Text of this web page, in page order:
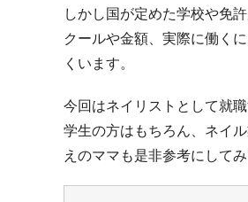
しかし国が定めた学校や免
クールや金額、実際に働く
くいます。
今回はネイリストとして就
学生の方はもちろん、ネイ
えのママも是非参考にして